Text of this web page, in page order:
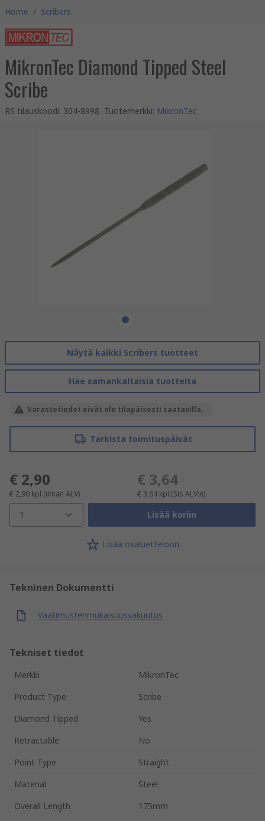
Home / Scribers
MikronTec Diamond Tipped Steel
Scribe
RS tilauskoodi: 304-8998 Tuotemerkki: MikronTec
Näytä kaikki Scribers tuotteet
Hae samankaltaisia tuotteita
Varastotiedot eivät ole tilapäisesti saatavilla.
Tarkista toimituspäivät
€ 2,90
€ 2,90 kpl (ilman ALV)
€ 3,64
€ 3,64 kpl (Sis ALV:n)
1 Lisää koriin
Lisää osaluetteloon
Tekninen Dokumentti
Vaatimustenmukaisuusvakuutus
Tekniset tiedot
Merkki
MikronTec
Product Type
Scribe
Diamond Tipped
Yes
Retractable
No
Point Type
Straight
Material
Steel
Overall Length
175mm